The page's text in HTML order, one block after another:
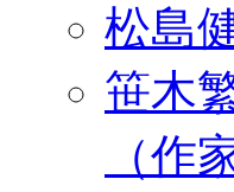
松島
笹木
（作